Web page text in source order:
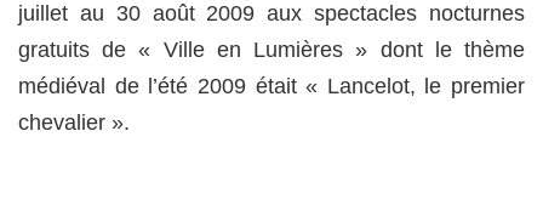
juillet au 30 août 2009 aux spectacles nocturnes
gratuits de « Ville en Lumières » dont le thème
médiéval de l’été 2009 était « Lancelot, le premier
chevalier ».